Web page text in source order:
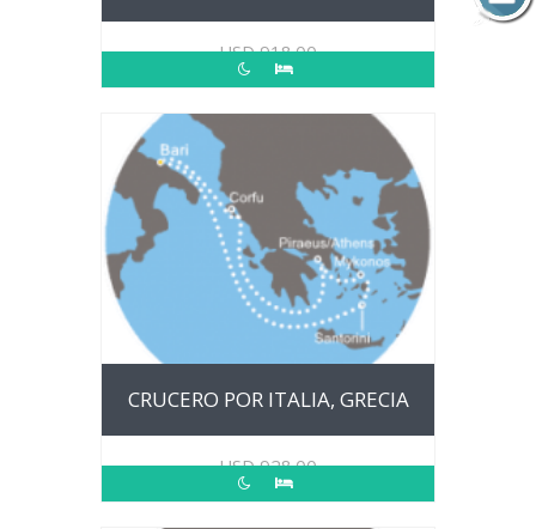
USD918.00
CRUCERO POR ITALIA, GRECIA
USD928.00